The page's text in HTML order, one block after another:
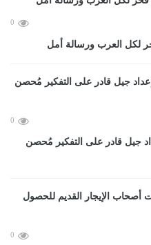
0
لكل العرب ورسالة أمل
0
جيل قادر على التفكير مُحصن
0